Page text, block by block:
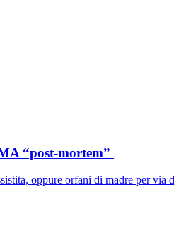
“post-mortem”
oppure orfani di madre per